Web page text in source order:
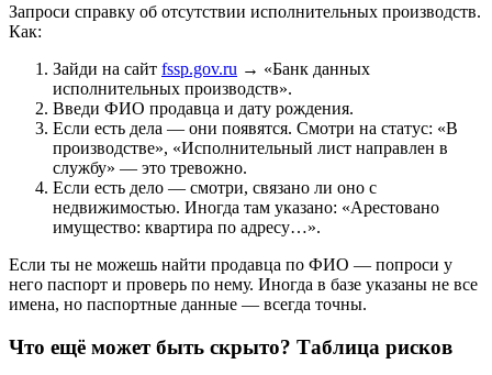
Запроси справку об отсутствии исполнительных производств.
Как:
Зайди на сайт fssp.gov.ru → «Банк данных
исполнительных производств».
Введи ФИО продавца и дату рождения.
Если есть дела — они появятся. Смотри на статус: «В
производстве», «Исполнительный лист направлен в
службу» — это тревожно.
Если есть дело — смотри, связано ли оно с
недвижимостью. Иногда там указано: «Арестовано
имущество: квартира по адресу…».
Если ты не можешь найти продавца по ФИО — попроси у
него паспорт и проверь по нему. Иногда в базе указаны не все
имена, но паспортные данные — всегда точны.
Что ещё может быть скрыто? Таблица рисков